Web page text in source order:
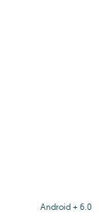
Android + 6.0